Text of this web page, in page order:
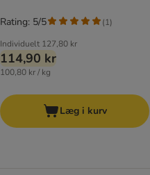
Individuelt 127,80 kr
114,90 kr
100,80 kr / kg
Rating: 5/5 (1)
Læg i kurv